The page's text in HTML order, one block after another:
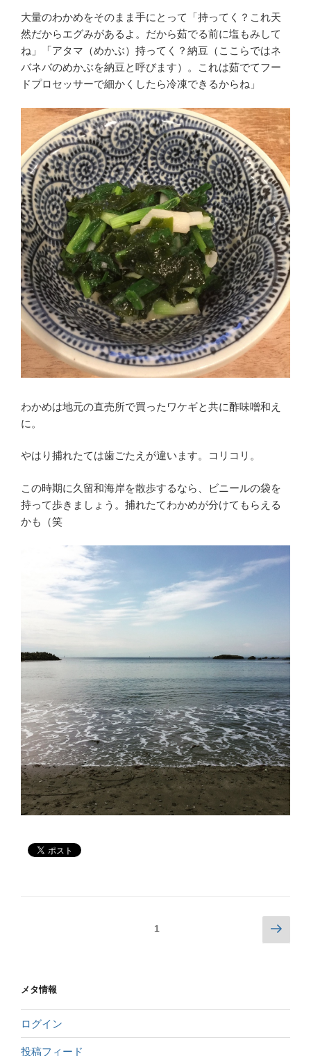
大量のわかめをそのまま手にとって「持ってく？これ天
然だからエグみがあるよ。だから茹でる前に塩もみして
ね」「アタマ（めかぶ）持ってく？納豆（ここらではネ
バネバのめかぶを納豆と呼びます）。これは茹でてフー
ドプロセッサーで細かくしたら冷凍できるからね」
わかめは地元の直売所で買ったワケギと共に酢味噌和え
に。
やはり捕れたては歯ごたえが違います。コリコリ。
この時期に久留和海岸を散歩するなら、ビニールの袋を
持って歩きましょう。捕れたてわかめが分けてもらえる
かも（笑
1
メタ情報
ログイン
投稿フィード